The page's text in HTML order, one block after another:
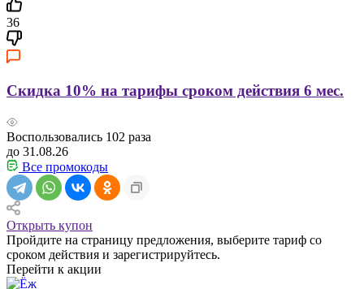
36
Скидка 10% на тарифы сроком действия 6 мес.
Воспользовались 102 раза
до 31.08.26
Все промокоды
Открыть купон
Пройдите на страницу предложения, выберите тариф со
сроком действия и зарегистрируйтесь.
Перейти к акции